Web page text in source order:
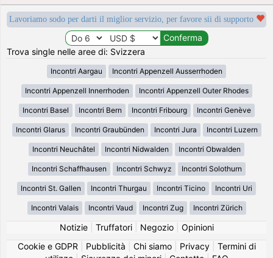
Lavoriamo sodo per darti il miglior servizio, per favore sii di supporto
Trova single nelle aree di: Svizzera
Incontri Aargau Incontri Appenzell Ausserrhoden
Incontri Appenzell Innerrhoden Incontri Appenzell Outer Rhodes
Incontri Basel Incontri Bern Incontri Fribourg Incontri Genève
Incontri Glarus Incontri Graubünden Incontri Jura Incontri Luzern
Incontri Neuchâtel Incontri Nidwalden Incontri Obwalden
Incontri Schaffhausen Incontri Schwyz Incontri Solothurn
Incontri St. Gallen Incontri Thurgau Incontri Ticino Incontri Uri
Incontri Valais Incontri Vaud Incontri Zug Incontri Zürich
Notizie| Truffatori| Negozio| Opinioni
Cookie e GDPR
Pubblicità Chi siamo| Privacy| Termini di